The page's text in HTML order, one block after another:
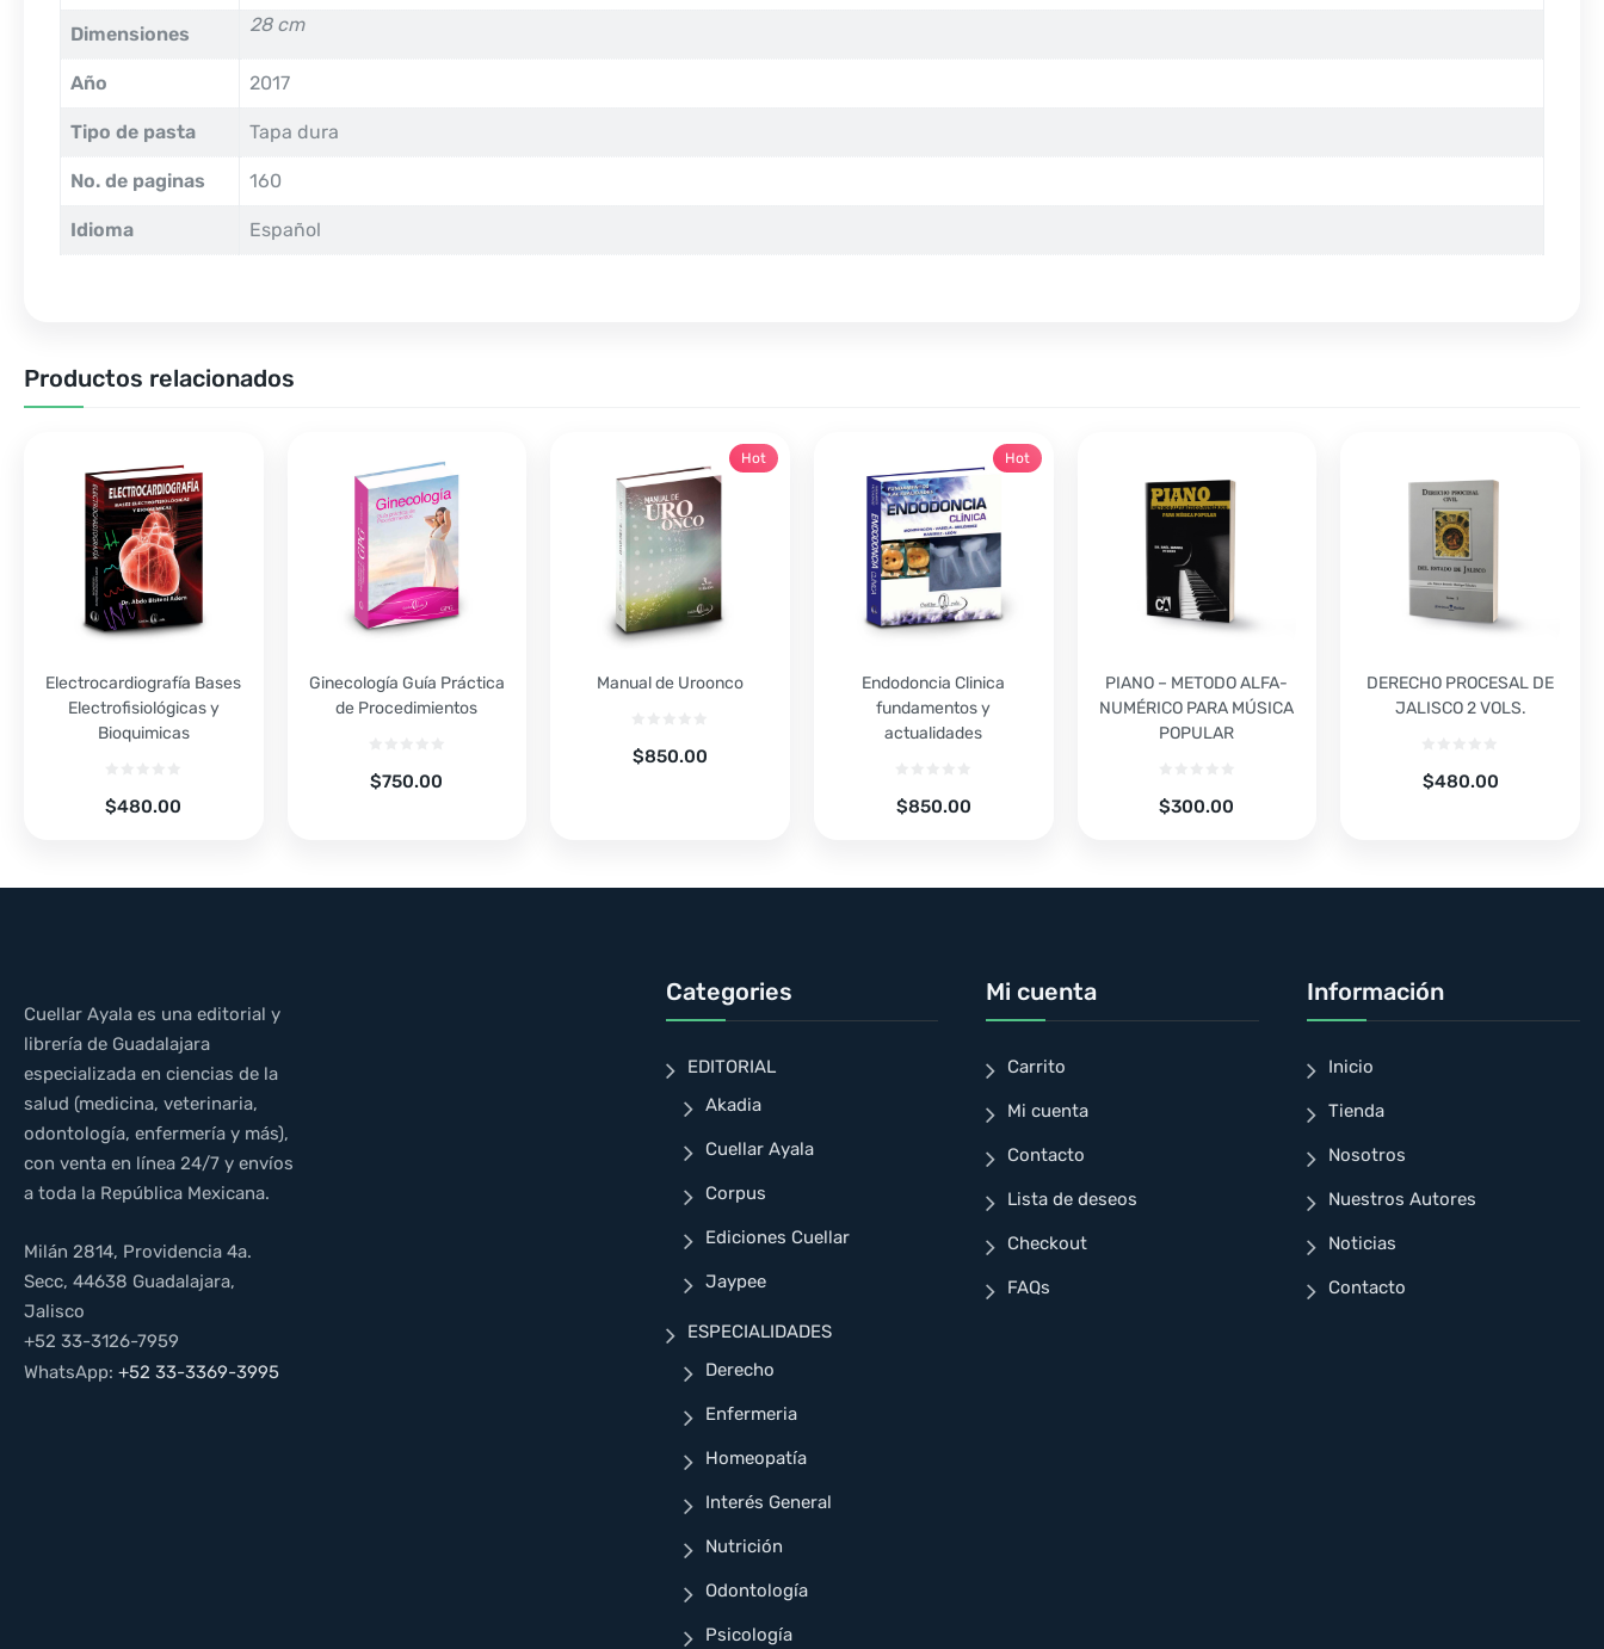
Dimensiones 28 cm
Año 2017
Tipo de pasta Tapa dura
No. de paginas 160
Idioma Español
Productos relacionados
Electrocardiografía Bases
Electrofisiológicas y
Bioquimicas
$480.00
Ginecología Guía Práctica
de Procedimientos
$750.00
Manual de Uroonco
$850.00
Hot
Endodoncia Clinica
fundamentos y
actualidades
$850.00
Hot
PIANO – METODO ALFA-
NUMÉRICO PARA MÚSICA
POPULAR
$300.00
DERECHO PROCESAL DE
JALISCO 2 VOLS.
$480.00
Cuellar Ayala es una editorial y
librería de Guadalajara
especializada en ciencias de la
salud (medicina, veterinaria,
odontología, enfermería y más),
con venta en línea 24/7 y envíos
a toda la República Mexicana.
Milán 2814, Providencia 4a.
Secc, 44638 Guadalajara,
Jalisco
+52 33-3126-7959
WhatsApp: +52 33-3369-3995
Categories
EDITORIAL
Akadia
Cuellar Ayala
Corpus
Ediciones Cuellar
Jaypee
ESPECIALIDADES
Derecho
Enfermeria
Homeopatía
Interés General
Nutrición
Odontología
Psicología
Mi cuenta
Carrito
Mi cuenta
Contacto
Lista de deseos
Checkout
FAQs
Información
Inicio
Tienda
Nosotros
Nuestros Autores
Noticias
Contacto